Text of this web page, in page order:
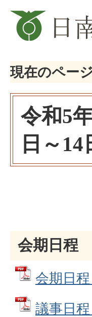
現在のページ
令和5
日～14
会期日程
会期日
議事日